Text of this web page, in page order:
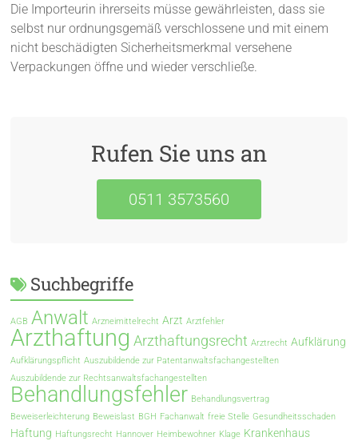
Die Importeurin ihrerseits müsse gewährleisten, dass sie
selbst nur ordnungsgemäß verschlossene und mit einem
nicht beschädigten Sicherheitsmerkmal versehene
Verpackungen öffne und wieder verschließe.
Rufen Sie uns an
0511 3573560
Suchbegriffe
AGB Anwalt Arzneimittelrecht Arzt Arztfehler
Arzthaftung Arzthaftungsrecht Arztrecht Aufklärung
Aufklärungspflicht Auszubildende zur Patentanwaltsfachangestellten
Auszubildende zur Rechtsanwaltsfachangestellten
Behandlungsfehler Behandlungsvertrag
Beweiserleichterung Beweislast BGH Fachanwalt freie Stelle Gesundheitsschaden
Haftung Haftungsrecht Hannover Heimbewohner Klage Krankenhaus